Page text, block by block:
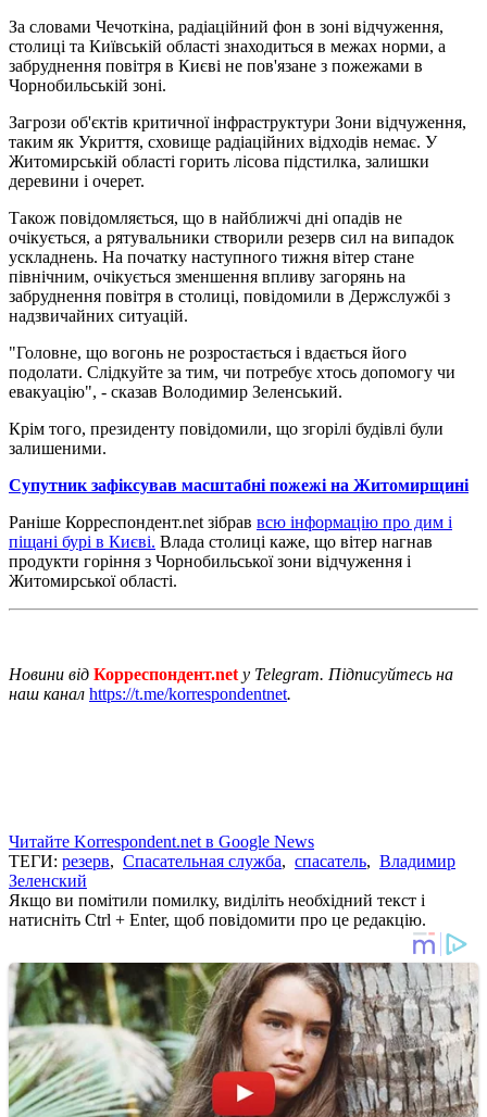
За словами Чечоткіна, радіаційний фон в зоні відчуження,
столиці та Київській області знаходиться в межах норми, а
забруднення повітря в Києві не пов'язане з пожежами в
Чорнобильській зоні.
Загрози об'єктів критичної інфраструктури Зони відчуження,
таким як Укриття, сховище радіаційних відходів немає. У
Житомирській області горить лісова підстилка, залишки
деревини і очерет.
Також повідомляється, що в найближчі дні опадів не
очікується, а рятувальники створили резерв сил на випадок
ускладнень. На початку наступного тижня вітер стане
північним, очікується зменшення впливу загорянь на
забруднення повітря в столиці, повідомили в Держслужбі з
надзвичайних ситуацій.
"Головне, що вогонь не розростається і вдається його
подолати. Слідкуйте за тим, чи потребує хтось допомогу чи
евакуацію", - сказав Володимир Зеленський.
Крім того, президенту повідомили, що згорілі будівлі були
залишеними.
Супутник зафіксував масштабні пожежі на Житомирщині
Раніше Корреспондент.net зібрав всю інформацію про дим і
піщані бурі в Києві. Влада столиці каже, що вітер нагнав
продукти горіння з Чорнобильської зони відчуження і
Житомирської області.
Новини від Корреспондент.net у Telegram. Підписуйтесь на
наш канал https://t.me/korrespondentnet.
Читайте Korrespondent.net в Google News
ТЕГИ: резерв, Спасательная служба, спасатель, Владимир
Зеленский
Якщо ви помітили помилку, виділіть необхідний текст і
натисніть Ctrl + Enter, щоб повідомити про це редакцію.